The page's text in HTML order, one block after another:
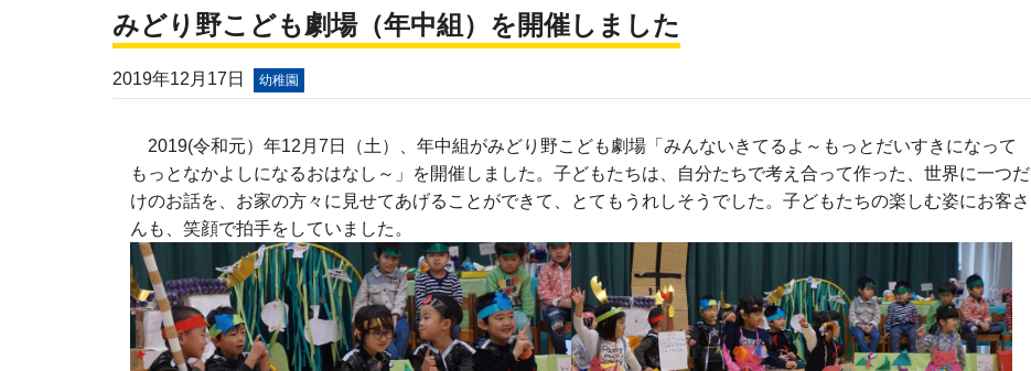
みどり野こども劇場（年中組）を開催しました
2019年12月17日 幼稚園
2019(令和元）年12月7日（土）、年中組がみどり野こども劇場「みんないきてるよ～もっとだいすきになって
もっとなかよしになるおはなし～」を開催しました。子どもたちは、自分たちで考え合って作った、世界に一つだ
けのお話を、お家の方々に見せてあげることができて、とてもうれしそうでした。子どもたちの楽しむ姿にお客さ
んも、笑顔で拍手をしていました。